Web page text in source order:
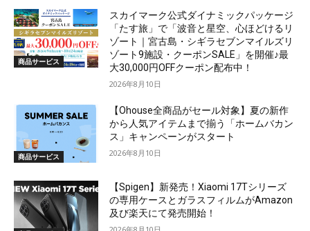
商品サービス
スカイマーク公式ダイナミックパッケージ
「たす旅」で「波音と星空、心ほどけるリ
ゾート｜宮古島・シギラセブンマイルズリ
ゾート9施設・クーポンSALE」を開催♪最
大30,000円OFFクーポン配布中！
2026年8月10日
商品サービス
【Ohouse全商品がセール対象】夏の新作
から人気アイテムまで揃う「ホームバカン
ス」キャンペーンがスタート
2026年8月10日
【Spigen】新発売！Xiaomi 17Tシリーズ
の専用ケースとガラスフィルムがAmazon
及び楽天にて発売開始！